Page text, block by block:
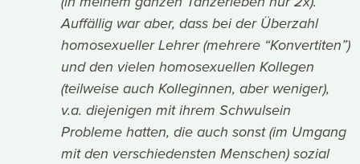
Auffällig war aber, dass bei der Überzahl
homosexueller Lehrer (mehrere “Konvertiten”)
und den vielen homosexuellen Kollegen
(teilweise auch Kolleginnen, aber weniger),
v.a. diejenigen mit ihrem Schwulsein
Probleme hatten, die auch sonst (im Umgang
mit den verschiedensten Menschen) sozial